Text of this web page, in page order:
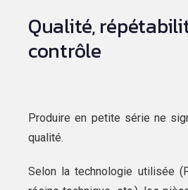
Qualité,
contrôle
Produire en petite série ne
qualité.
Selon la technologie utilisée